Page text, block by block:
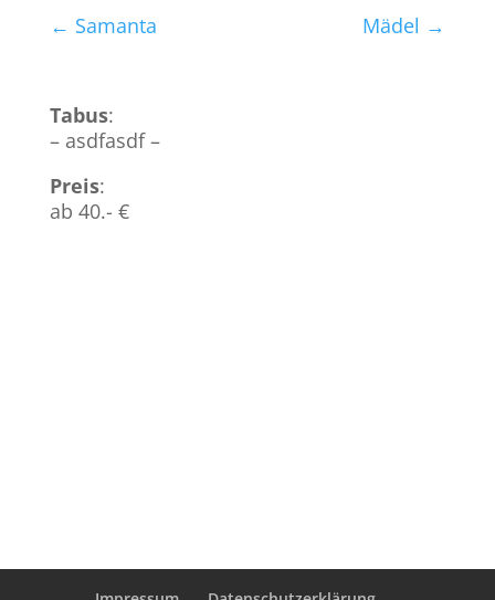
← Samanta Mädel →
Tabus:
– asdfasdf –
Preis:
ab 40.- €